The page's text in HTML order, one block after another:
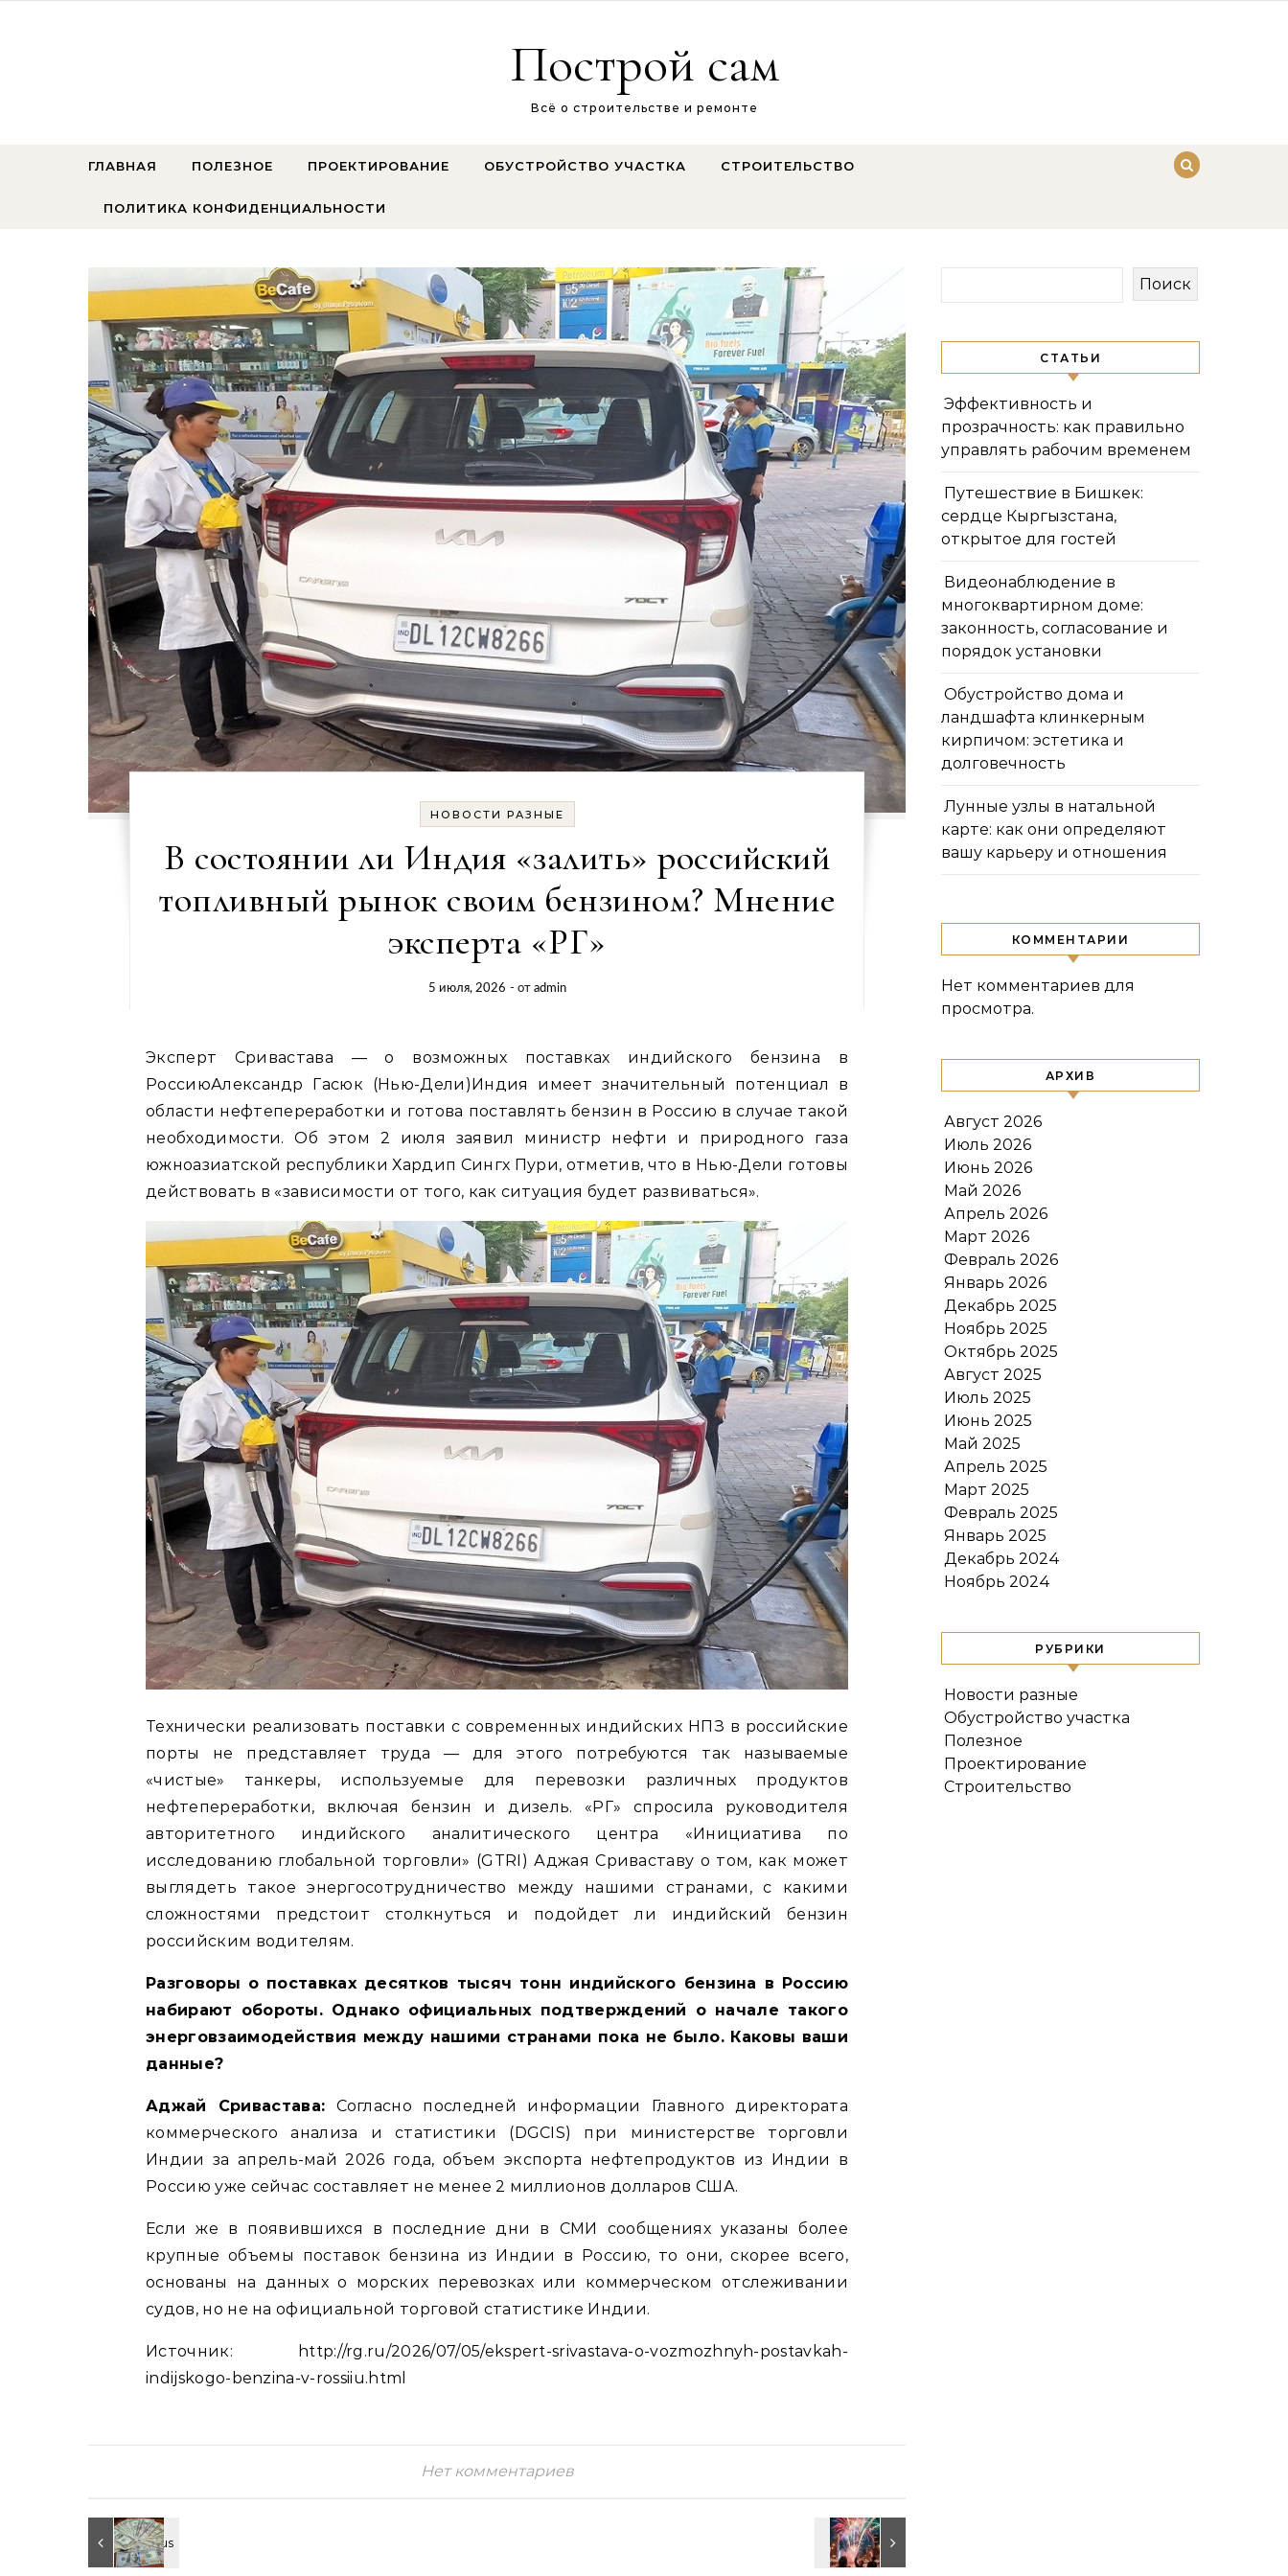
Построй сам
Всё о строительстве и ремонте
ГЛАВНАЯ ПОЛЕЗНОЕ ПРОЕКТИРОВАНИЕ ОБУСТРОЙСТВО УЧАСТКА СТРОИТЕЛЬСТВО
ПОЛИТИКА КОНФИДЕНЦИАЛЬНОСТИ
НОВОСТИ РАЗНЫЕ
В состоянии ли Индия «залить» российский
топливный рынок своим бензином? Мнение
эксперта «РГ»
5 июля, 2026 - от admin
Эксперт Сривастава — о возможных поставках индийского бензина в
РоссиюАлександр Гасюк (Нью-Дели)Индия имеет значительный потенциал в
области нефтепереработки и готова поставлять бензин в Россию в случае такой
необходимости. Об этом 2 июля заявил министр нефти и природного газа
южноазиатской республики Хардип Сингх Пури, отметив, что в Нью-Дели готовы
действовать в «зависимости от того, как ситуация будет развиваться».
Технически реализовать поставки с современных индийских НПЗ в российские
порты не представляет труда — для этого потребуются так называемые
«чистые» танкеры, используемые для перевозки различных продуктов
нефтепереработки, включая бензин и дизель. «РГ» спросила руководителя
авторитетного индийского аналитического центра «Инициатива по
исследованию глобальной торговли» (GTRI) Аджая Сриваставу о том, как может
выглядеть такое энергосотрудничество между нашими странами, с какими
сложностями предстоит столкнуться и подойдет ли индийский бензин
российским водителям.
Разговоры о поставках десятков тысяч тонн индийского бензина в Россию
набирают обороты. Однако официальных подтверждений о начале такого
энерговзаимодействия между нашими странами пока не было. Каковы ваши
данные?
Аджай Сривастава: Согласно последней информации Главного директората
коммерческого анализа и статистики (DGCIS) при министерстве торговли
Индии за апрель-май 2026 года, объем экспорта нефтепродуктов из Индии в
Россию уже сейчас составляет не менее 2 миллионов долларов США.
Если же в появившихся в последние дни в СМИ сообщениях указаны более
крупные объемы поставок бензина из Индии в Россию, то они, скорее всего,
основаны на данных о морских перевозках или коммерческом отслеживании
судов, но не на официальной торговой статистике Индии.
Источник: http://rg.ru/2026/07/05/ekspert-srivastava-o-vozmozhnyh-postavkah-
indijskogo-benzina-v-rossiiu.html
Нет комментариев
Поиск
СТАТЬИ
Эффективность и
прозрачность: как правильно
управлять рабочим временем
Путешествие в Бишкек:
сердце Кыргызстана,
открытое для гостей
Видеонаблюдение в
многоквартирном доме:
законность, согласование и
порядок установки
Обустройство дома и
ландшафта клинкерным
кирпичом: эстетика и
долговечность
Лунные узлы в натальной
карте: как они определяют
вашу карьеру и отношения
КОММЕНТАРИИ
Нет комментариев для
просмотра.
АРХИВ
Август 2026
Июль 2026
Июнь 2026
Май 2026
Апрель 2026
Март 2026
Февраль 2026
Январь 2026
Декабрь 2025
Ноябрь 2025
Октябрь 2025
Август 2025
Июль 2025
Июнь 2025
Май 2025
Апрель 2025
Март 2025
Февраль 2025
Январь 2025
Декабрь 2024
Ноябрь 2024
РУБРИКИ
Новости разные
Обустройство участка
Полезное
Проектирование
Строительство